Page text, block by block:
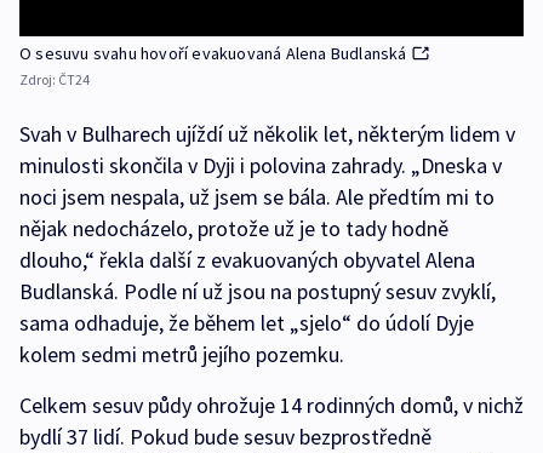
O sesuvu svahu hovoří evakuovaná Alena Budlanská
Zdroj: ČT24
Svah v Bulharech ujíždí už několik let, některým lidem v
minulosti skončila v Dyji i polovina zahrady. „Dneska v
noci jsem nespala, už jsem se bála. Ale předtím mi to
nějak nedocházelo, protože už je to tady hodně
dlouho,“ řekla další z evakuovaných obyvatel Alena
Budlanská. Podle ní už jsou na postupný sesuv zvyklí,
sama odhaduje, že během let „sjelo“ do údolí Dyje
kolem sedmi metrů jejího pozemku.
Celkem sesuv půdy ohrožuje 14 rodinných domů, v nichž
bydlí 37 lidí. Pokud bude sesuv bezprostředně